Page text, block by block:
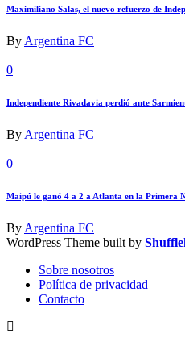
Maximiliano Salas, el nuevo refuerzo de
By Argentina FC
0
Independiente Rivadavia perdió ante
By Argentina FC
0
Maipú le ganó 4 a 2 a Atlanta en la Primera
By Argentina FC
WordPress Theme built by
Sobre nosotros
Política de privacidad
Contacto